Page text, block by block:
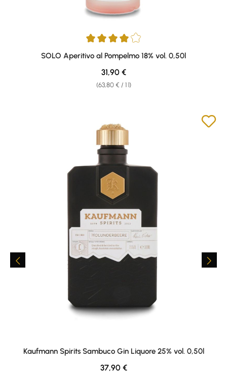
Average rating of 4 out of 5 stars
SOLO Aperitivo al Pompelmo 18% vol. 0,50l
(63,80 € / 1 l)
Regular price:
31,90 €
Kaufmann Spirits Sambuco Gin Liquore 25% vol. 0,50l
Regular price:
37,90 €